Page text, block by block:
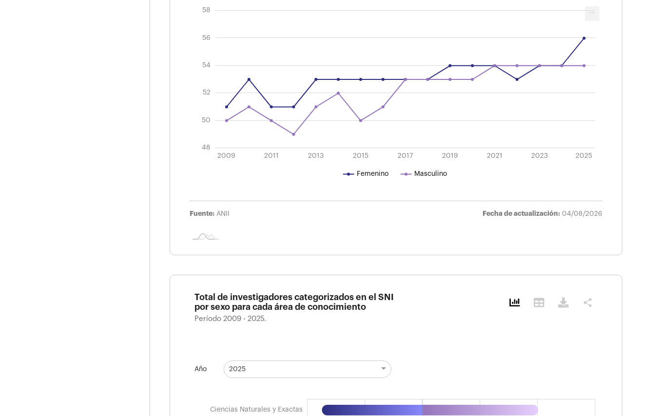
Evolución del promedio de edad de investigadores categorizados en el SNI, por sexo y nivel
48
50
52
54
56
58
L
2009 2011 2013 2015 2017 2019 2021 2023 2025
Femenino Masculino
Fuente: ANII Fecha de actualización: 04/08/2026
...
Total de investigadores categorizados en el SNI
por sexo para cada área de conocimiento
Período 2009 - 2025.
share
Año 2025
Total de investigadores categorizados en el SNI por sexo para cada área de conocimiento
Período 2009 - 2025.
Ciencias Naturales y Exactas